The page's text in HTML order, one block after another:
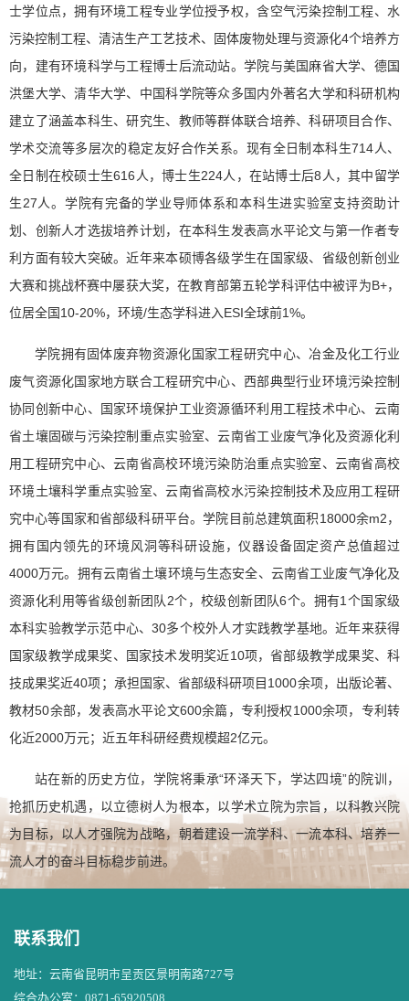
士学位点，拥有环境工程专业学位授予权，含空气污染控制工程、水
污染控制工程、清洁生产工艺技术、固体废物处理与资源化4个培养方
向，建有环境科学与工程博士后流动站。学院与美国麻省大学、德国
洪堡大学、清华大学、中国科学院等众多国内外著名大学和科研机构
建立了涵盖本科生、研究生、教师等群体联合培养、科研项目合作、
学术交流等多层次的稳定友好合作关系。现有全日制本科生714人、
全日制在校硕士生616人，博士生224人，在站博士后8人，其中留学
生27人。学院有完备的学业导师体系和本科生进实验室支持资助计
划、创新人才选拔培养计划，在本科生发表高水平论文与第一作者专
利方面有较大突破。近年来本硕博各级学生在国家级、省级创新创业
大赛和挑战杯赛中屡获大奖，在教育部第五轮学科评估中被评为B+，
位居全国10-20%，环境/生态学科进入ESI全球前1%。
学院拥有固体废弃物资源化国家工程研究中心、冶金及化工行业
废气资源化国家地方联合工程研究中心、西部典型行业环境污染控制
协同创新中心、国家环境保护工业资源循环利用工程技术中心、云南
省土壤固碳与污染控制重点实验室、云南省工业废气净化及资源化利
用工程研究中心、云南省高校环境污染防治重点实验室、云南省高校
环境土壤科学重点实验室、云南省高校水污染控制技术及应用工程研
究中心等国家和省部级科研平台。学院目前总建筑面积18000余m2，
拥有国内领先的环境风洞等科研设施，仪器设备固定资产总值超过
4000万元。拥有云南省土壤环境与生态安全、云南省工业废气净化及
资源化利用等省级创新团队2个，校级创新团队6个。拥有1个国家级
本科实验教学示范中心、30多个校外人才实践教学基地。近年来获得
国家级教学成果奖、国家技术发明奖近10项，省部级教学成果奖、科
技成果奖近40项；承担国家、省部级科研项目1000余项，出版论著、
教材50余部，发表高水平论文600余篇，专利授权1000余项，专利转
化近2000万元；近五年科研经费规模超2亿元。
站在新的历史方位，学院将秉承“环泽天下，学达四境”的院训，
抢抓历史机遇，以立德树人为根本，以学术立院为宗旨，以科教兴院
为目标，以人才强院为战略，朝着建设一流学科、一流本科、培养一
流人才的奋斗目标稳步前进。
联系我们
地址：云南省昆明市呈贡区景明南路727号
综合办公室：0871-65920508